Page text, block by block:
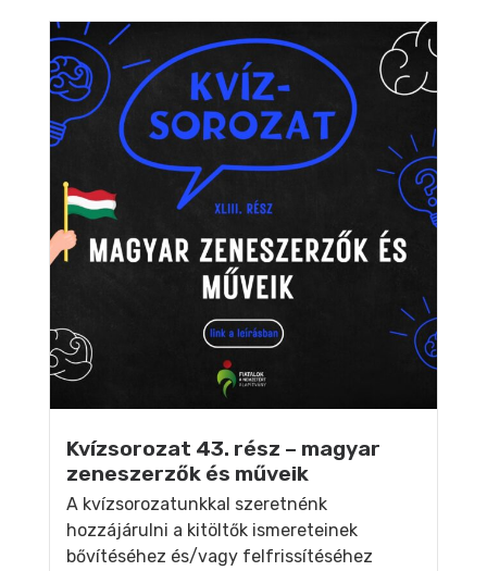
Kvízsorozat 43. rész – magyar
zeneszerzők és műveik
A kvízsorozatunkkal szeretnénk
hozzájárulni a kitöltők ismereteinek
bővítéséhez és/vagy felfrissítéséhez